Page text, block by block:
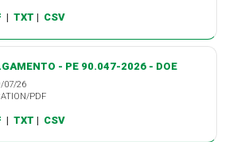
| TXT | CSV
- PE 90.047-2026 - DOE
07/26
PDF
| TXT | CSV